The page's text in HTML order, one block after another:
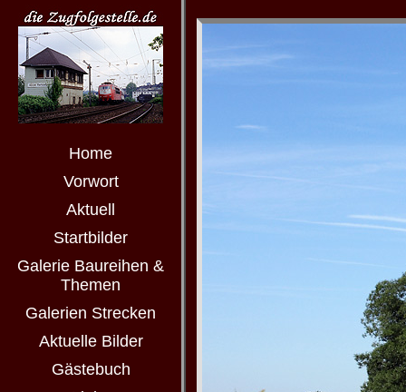
Home
Vorwort
Aktuell
Startbilder
Galerie Baureihen &
Themen
Galerien Strecken
Aktuelle Bilder
Gästebuch